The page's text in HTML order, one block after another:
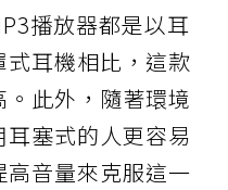
播放器都是以耳
耳機相比，這款
此外，隨著環境
塞式的人更容易
音量來克服這一